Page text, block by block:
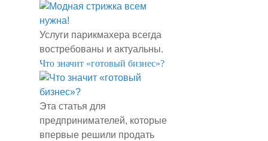
Услуги парикмахера всегда
востребованы и актуальны.
​Что значит «готовый бизнес»?
Эта статья для
предпринимателей, которые
впервые решили продать